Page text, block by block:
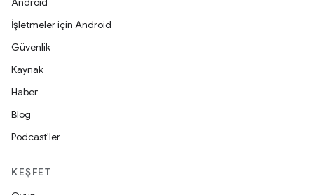
İşletmeler için Android
Güvenlik
Kaynak
Haber
Blog
Podcast'ler
KEŞFET